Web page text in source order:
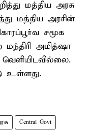
மத்திய அரசு
மத்திய அரசின்
சமூக
அமித்ஷா
உள்ளது.
Central Govt